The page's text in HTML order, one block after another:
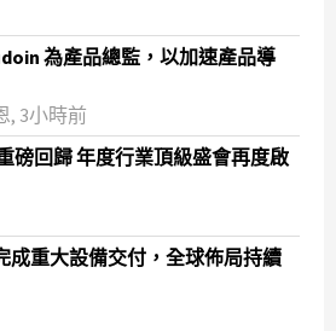
為產品總監，以加速產品導
, 3小時前
磅回歸 年度行業頂級盛會再度啟
成重大設備交付，全球佈局持續